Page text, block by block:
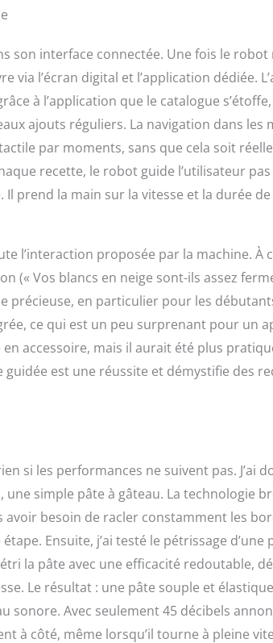
son interface connectée. Une fois le robot
via l’écran digital et l’application dédiée.
à l’application que le catalogue
ajouts réguliers. La navigation dans les
par moments, sans que cela soit
recette, le robot guide l’utilisateur
Il prend la main sur la vitesse et la durée
l’interaction proposée par la machine. À
(« Vos blancs en neige sont-ils assez
précieuse, en particulier pour les
ce qui est un peu surprenant pour un
accessoire, mais il aurait été plus
guidée est une réussite et démystifie des
si les performances ne suivent pas. J’ai
une simple pâte à gâteau. La technologie
besoin de racler constamment les
Ensuite, j’ai testé le pétrissage
la pâte avec une efficacité redoutable,
Le résultat : une pâte souple et
Avec seulement 45 décibels
à côté, même lorsqu’il tourne à pleine